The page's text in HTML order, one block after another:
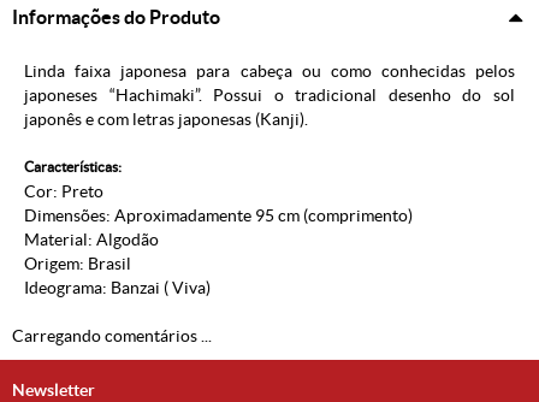
Informações do Produto
Linda faixa japonesa para cabeça ou como conhecidas pelos
japoneses “Hachimaki”. Possui o tradicional desenho do sol
japonês e com letras japonesas (Kanji).
Características:
Cor: Preto
Dimensões: Aproximadamente 95 cm (comprimento)
Material: Algodão
Origem: Brasil
Ideograma: Banzai ( Viva)
Carregando comentários ...
Newsletter